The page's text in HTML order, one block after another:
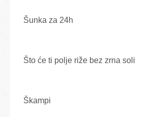
Šunka za 24h
Što će ti polje riže bez zrna soli
Škampi